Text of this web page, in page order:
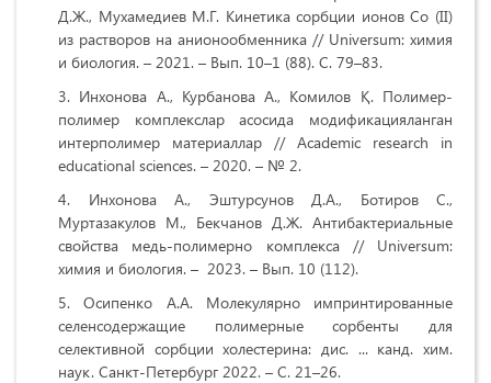
Д.Ж., Мухамедиев М.Г. Кинетика сорбции ионов Cо (II)
из растворов на анионообменника // Universum: химия
и биология. – 2021. – Вып. 10–1 (88). С. 79–83.
Инхонова А., Курбанова А., Комилов Қ. Полимер-
полимер комплекслар асосида модификацияланган
интерполимер материаллар // Academic research in
educational sciences. – 2020. – № 2.
Инхонова А., Эштурсунов Д.А., Ботиров С.,
Муртазакулов М., Бекчанов Д.Ж. Aнтибактериальные
свойства медь-полимерно комплекса // Universum:
химия и биология. – 2023. – Вып. 10 (112).
Осипенко А.А. Молекулярно импринтированные
селенсодержащие полимерные сорбенты для
селективной сорбции холестерина: дис. ... канд. хим.
наук. Санкт-Петербург 2022. – С. 21–26.